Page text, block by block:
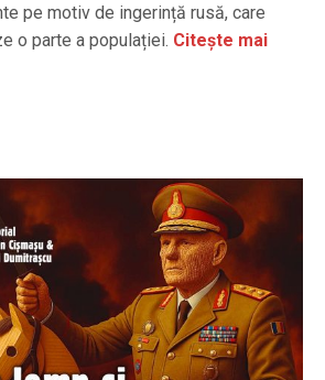
pe motiv de ingerință rusă, care
o parte a populației. Citește mai